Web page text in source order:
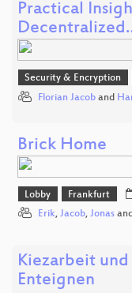
Practical
Security & Encryption
Florian Jacob and
Brick Home
Lobby Frankfurt
Erik, Jacob, Jonas
Kiezarbeit
Enteignen